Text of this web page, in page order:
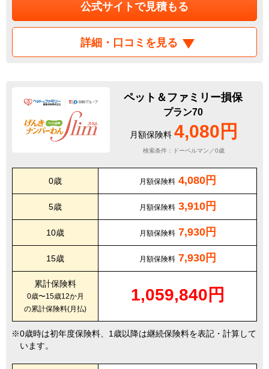
公式サイトで見積もる
詳細・口コミを見る
ペット＆ファミリー損保
プラン70
月額保険料 4,080円
検索条件：ドーベルマン／0歳
0歳 月額保険料 4,080円
5歳 月額保険料 3,910円
10歳 月額保険料 7,930円
15歳 月額保険料 7,930円
累計保険料
0歳〜15歳12か月
の累計保険料(月払)
1,059,840円
0歳時は初年度保険料、1歳以降は継続保険料を表記・計算して
います。